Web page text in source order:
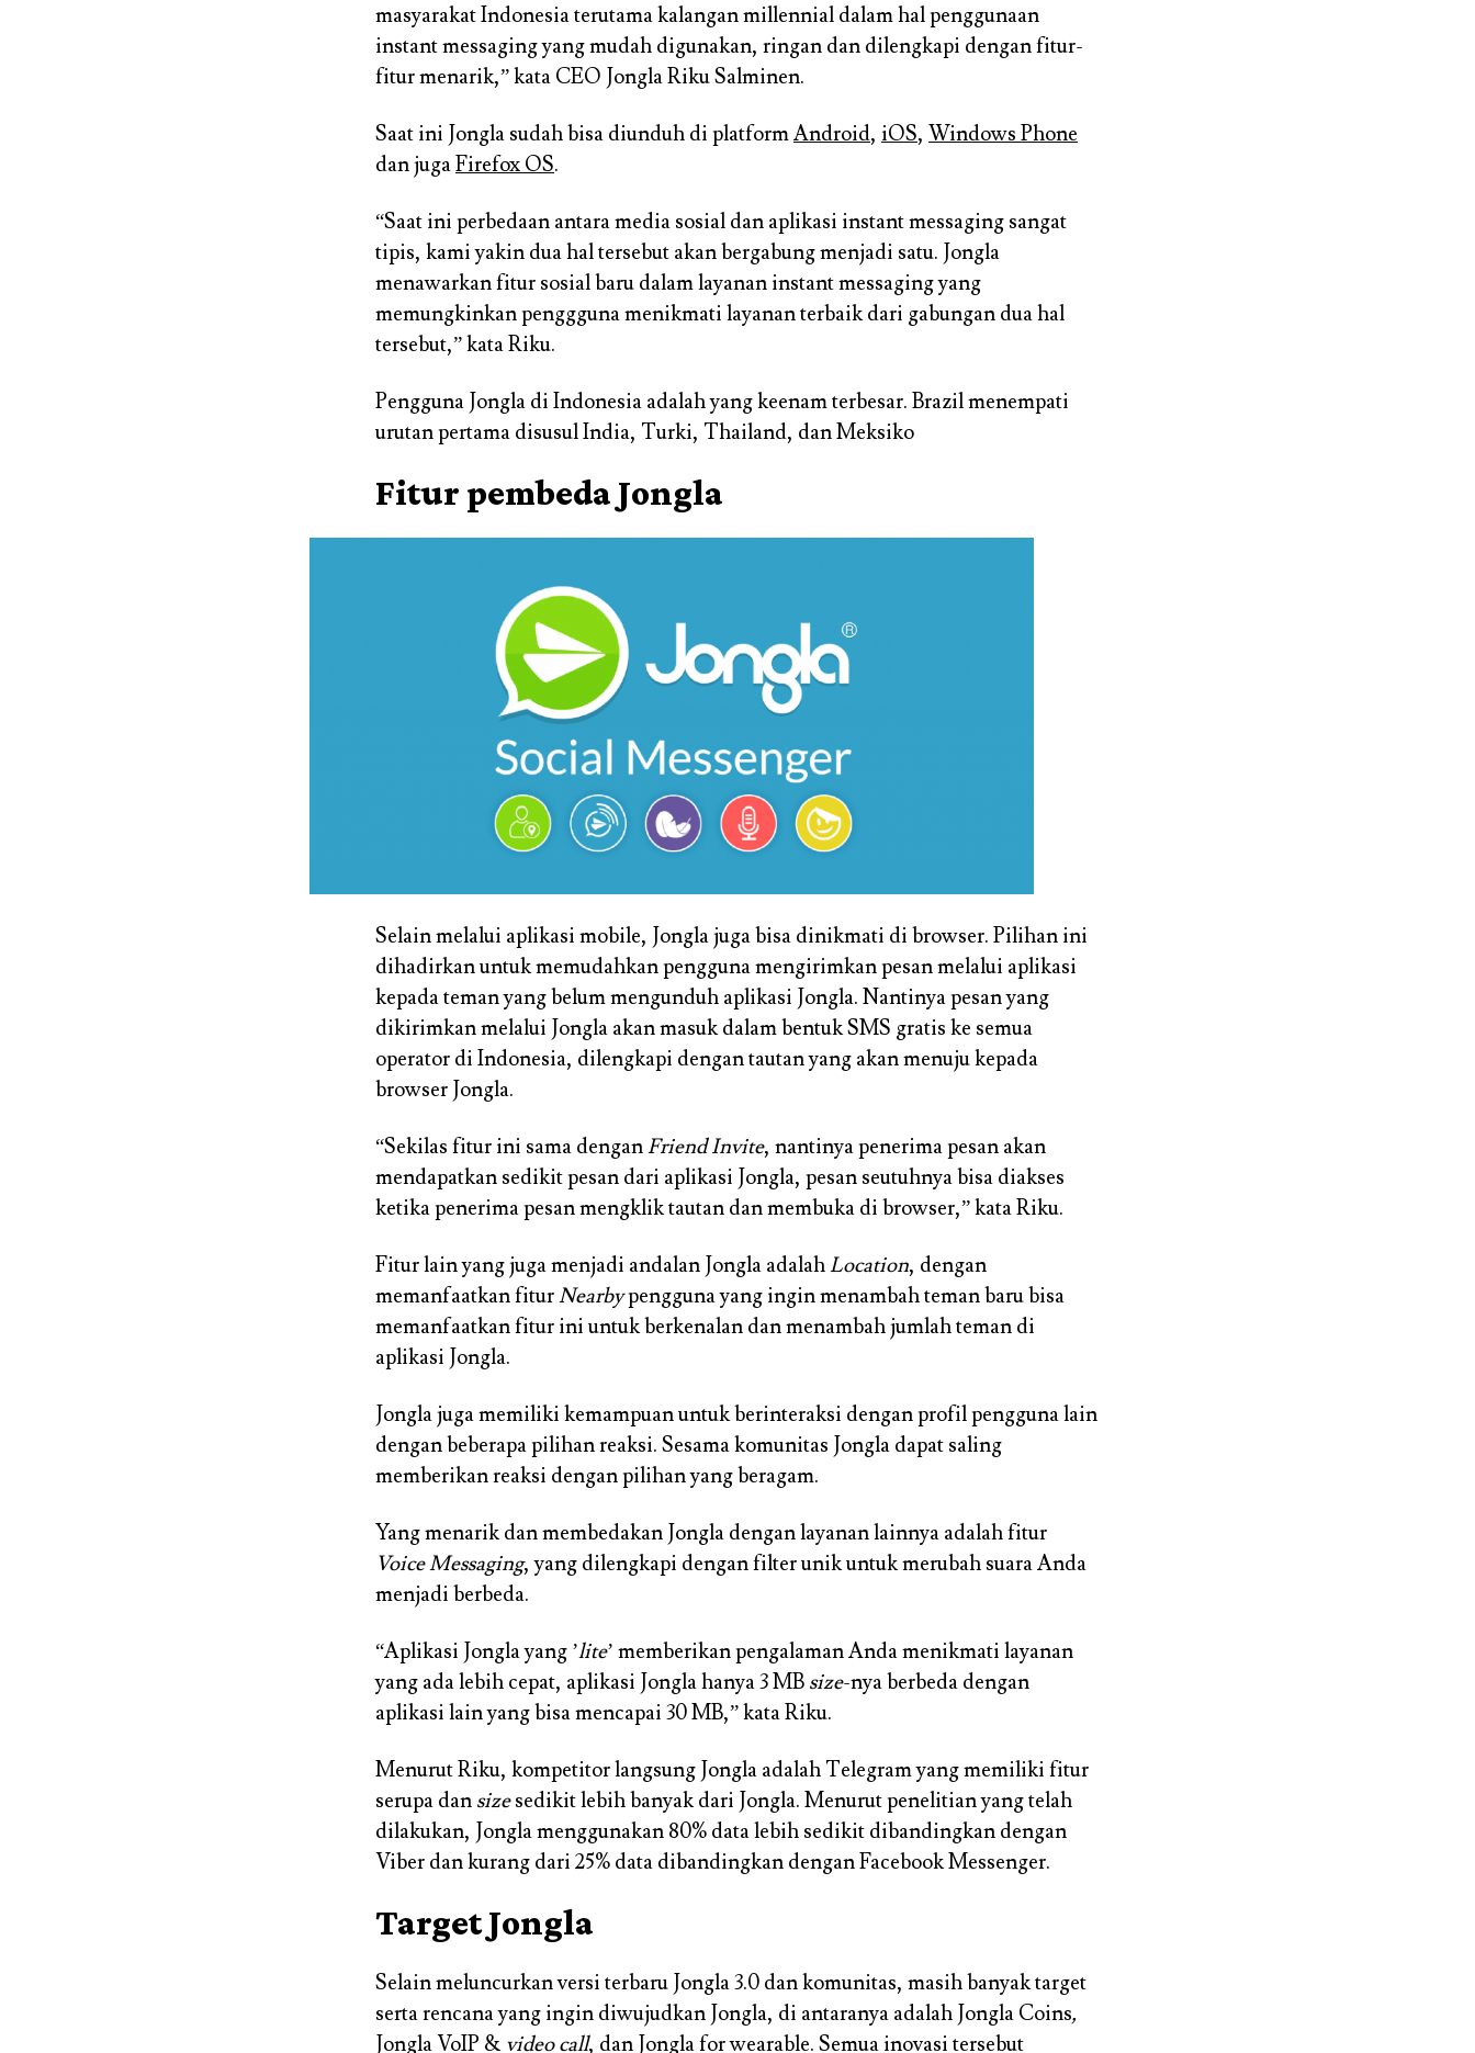
masyarakat Indonesia terutama kalangan millennial dalam hal penggunaan
instant messaging yang mudah digunakan, ringan dan dilengkapi dengan fitur-
fitur menarik,” kata CEO Jongla Riku Salminen.
Saat ini Jongla sudah bisa diunduh di platformAndroid, iOS, Windows Phone
dan jugaFirefox OS.
“Saat ini perbedaan antara media sosial dan aplikasi instant messaging sangat
tipis, kami yakin dua hal tersebut akan bergabung menjadi satu. Jongla
menawarkan fitur sosial baru dalam layanan instant messaging yang
memungkinkan penggguna menikmati layanan terbaik dari gabungan dua hal
tersebut,” kata Riku.
Pengguna Jongla di Indonesia adalah yang keenam terbesar. Brazil menempati
urutan pertama disusul India, Turki, Thailand, dan Meksiko
Fitur pembeda Jongla
Selain melalui aplikasi mobile, Jongla juga bisa dinikmati di browser. Pilihan ini
dihadirkan untuk memudahkan pengguna mengirimkan pesan melalui aplikasi
kepada teman yang belum mengunduh aplikasi Jongla. Nantinya pesan yang
dikirimkan melalui Jongla akan masuk dalam bentuk SMS gratis ke semua
operator di Indonesia, dilengkapi dengan tautan yang akan menuju kepada
browser Jongla.
“Sekilas fitur ini sama denganFriend Invite, nantinya penerima pesan akan
mendapatkan sedikit pesan dari aplikasi Jongla, pesan seutuhnya bisa diakses
ketika penerima pesan mengklik tautan dan membuka di browser,” kata Riku.
Fitur lain yang juga menjadi andalan Jongla adalahLocation, dengan
memanfaatkan fiturNearbypengguna yang ingin menambah teman baru bisa
memanfaatkan fitur ini untuk berkenalan dan menambah jumlah teman di
aplikasi Jongla.
Jongla juga memiliki kemampuan untuk berinteraksi dengan profil pengguna lain
dengan beberapa pilihan reaksi. Sesama komunitas Jongla dapat saling
memberikan reaksi dengan pilihan yang beragam.
Yang menarik dan membedakan Jongla dengan layanan lainnya adalah fitur
Voice Messaging, yang dilengkapi dengan filter unik untuk merubah suara Anda
menjadi berbeda.
“Aplikasi Jongla yang ’lite’ memberikan pengalaman Anda menikmati layanan
yang ada lebih cepat, aplikasi Jongla hanya 3 MB size-nya berbeda dengan
aplikasi lain yang bisa mencapai 30 MB,” kata Riku.
Menurut Riku, kompetitor langsung Jongla adalah Telegram yang memiliki fitur
serupa dan sizesedikit lebih banyak dari Jongla. Menurut penelitian yang telah
dilakukan, Jongla menggunakan 80% data lebih sedikit dibandingkan dengan
Viber dan kurang dari 25% data dibandingkan dengan Facebook Messenger.
Target Jongla
Selain meluncurkan versi terbaru Jongla 3.0 dan komunitas, masih banyak target
serta rencana yang ingin diwujudkan Jongla, di antaranya adalah Jongla Coins,
Jongla VoIP & video call, dan Jongla for wearable. Semua inovasi tersebut